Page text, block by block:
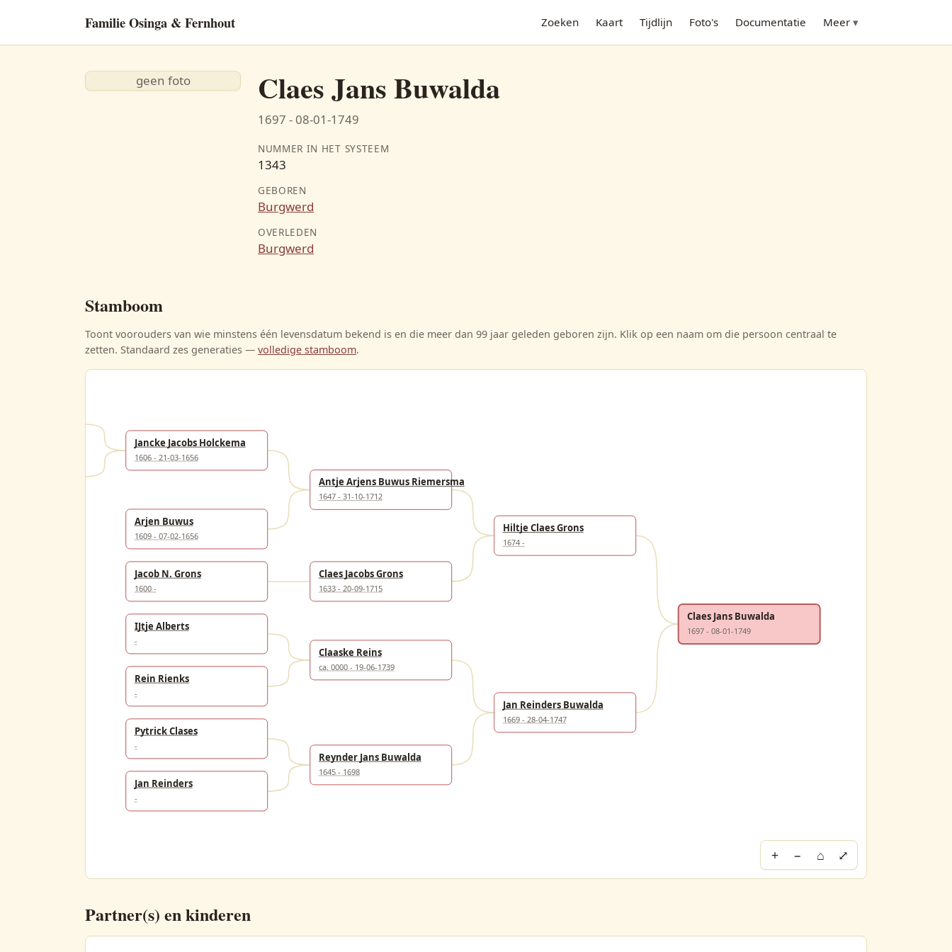
Familie Osinga & Fernhout Zoeken Kaart Tijdlijn Foto's Documentatie Meer
geen foto Claes Jans Buwalda
1697 - 08-01-1749
NUMMER IN HET SYSTEEM
1343
GEBOREN
Burgwerd
OVERLEDEN
Burgwerd
Stamboom
Toont voorouders van wie minstens één levensdatum bekend is en die meer dan 99 jaar geleden geboren zijn. Klik op een naam om die persoon centraal te
zetten. Standaard zes generaties — volledige stamboom.
Jancke Jacobs Holckema
1606 - 21-03-1656
Arjen Buwus
1609 - 07-02-1656
Antje Arjens Buwus Riemersma
1647 - 31-10-1712
Jacob N. Grons
1600 -
Claes Jacobs Grons
1633 - 20-09-1715
Hiltje Claes Grons
1674 -
IJtje Alberts
-
Rein Rienks
-
Claaske Reins
ca. 0000 - 19-06-1739
Pytrick Clases
-
Jan Reinders
-
Reynder Jans Buwalda
1645 - 1698
Jan Reinders Buwalda
1669 - 28-04-1747
Claes Jans Buwalda
1697 - 08-01-1749
+ − ⌂ ⤢
Partner(s) en kinderen